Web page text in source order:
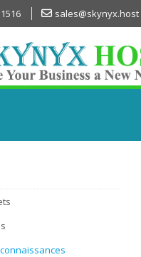
sales@skynyx.host